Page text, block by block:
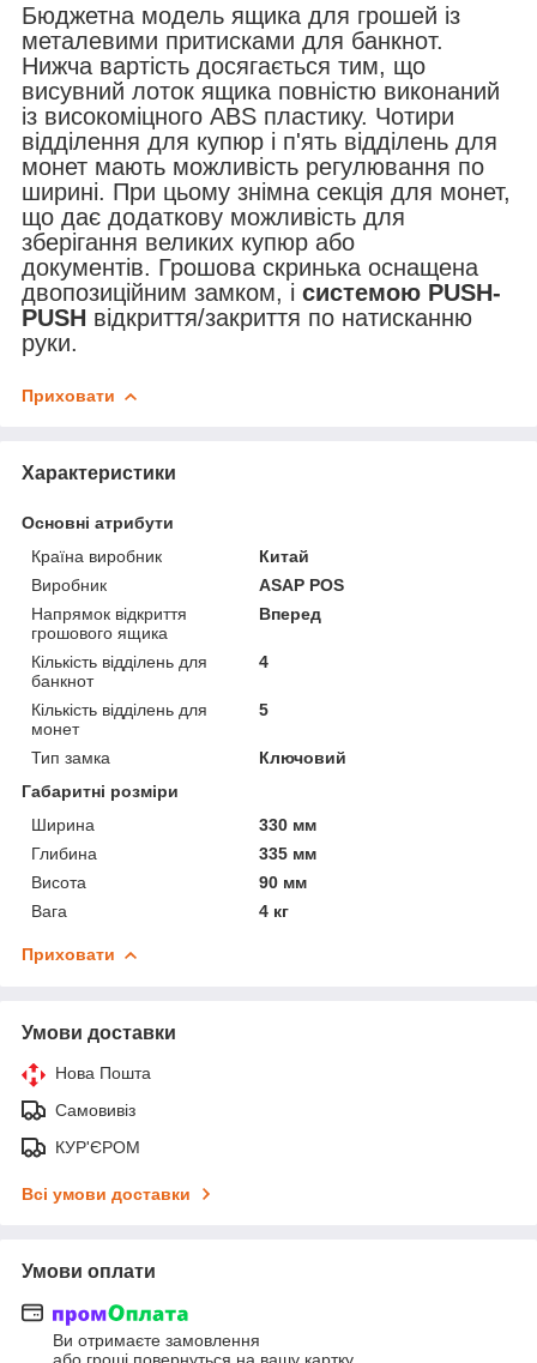
Бюджетна модель ящика для грошей із
металевими притисками для банкнот.
Нижча вартість досягається тим, що
висувний лоток ящика повністю виконаний
із високоміцного ABS пластику. Чотири
відділення для купюр і п'ять відділень для
монет мають можливість регулювання по
ширині. При цьому знімна секція для монет,
що дає додаткову можливість для
зберігання великих купюр або
документів. Грошова скринька оснащена
двопозиційним замком, і системою PUSH-
PUSH відкриття/закриття по натисканню
руки.
Приховати
Характеристики
Основні атрибути
Країна виробник
Китай
Виробник
ASAP POS
Напрямок відкриття
грошового ящика
Вперед
Кількість відділень для
банкнот
4
Кількість відділень для
монет
5
Тип замка
Ключовий
Габаритні розміри
Ширина
330 мм
Глибина
335 мм
Висота
90 мм
Вага
4 кг
Приховати
Умови доставки
Нова Пошта
Самовивіз
КУР'ЄРОМ
Всі умови доставки
Умови оплати
Ви отримаєте замовлення